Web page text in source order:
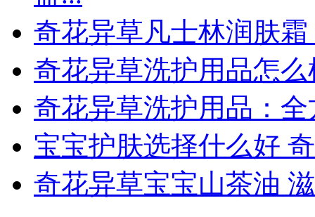
奇花异草凡士林润肤
奇花异草洗护用品怎
奇花异草洗护用品：
宝宝护肤选择什么好
奇花异草宝宝山茶油